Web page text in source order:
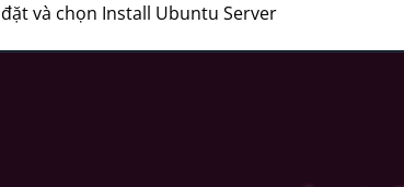
đặt và chọn Install Ubuntu Server